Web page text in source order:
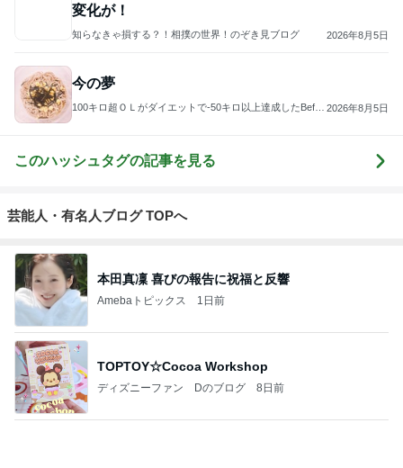
変化が！
知らなきゃ損する？！相撲の世界！のぞき見ブログ 2026年8月5日
今の夢
100キロ超ＯＬがダイエットで-50キロ以上達成したBefor
2026年8月5日
このハッシュタグの記事を見る
芸能人・有名人ブログ TOPへ
本田真凜 喜びの報告に祝福と反響
Amebaトピックス 1日前
TOPTOY☆Cocoa Workshop
ディズニーファン Dのブログ 8日前